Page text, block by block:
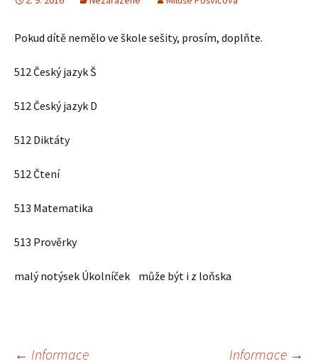
Pokud dítě nemělo ve škole sešity, prosím, doplňte.
512 Český jazyk Š
512 Český jazyk D
512 Diktáty
512 Čtení
513 Matematika
513 Prověrky
malý notýsek Úkolníček může být i z loňska
← Informace Informace →